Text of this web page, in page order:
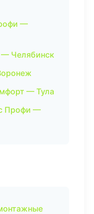
—
Челябинск
— Тула
Профи —